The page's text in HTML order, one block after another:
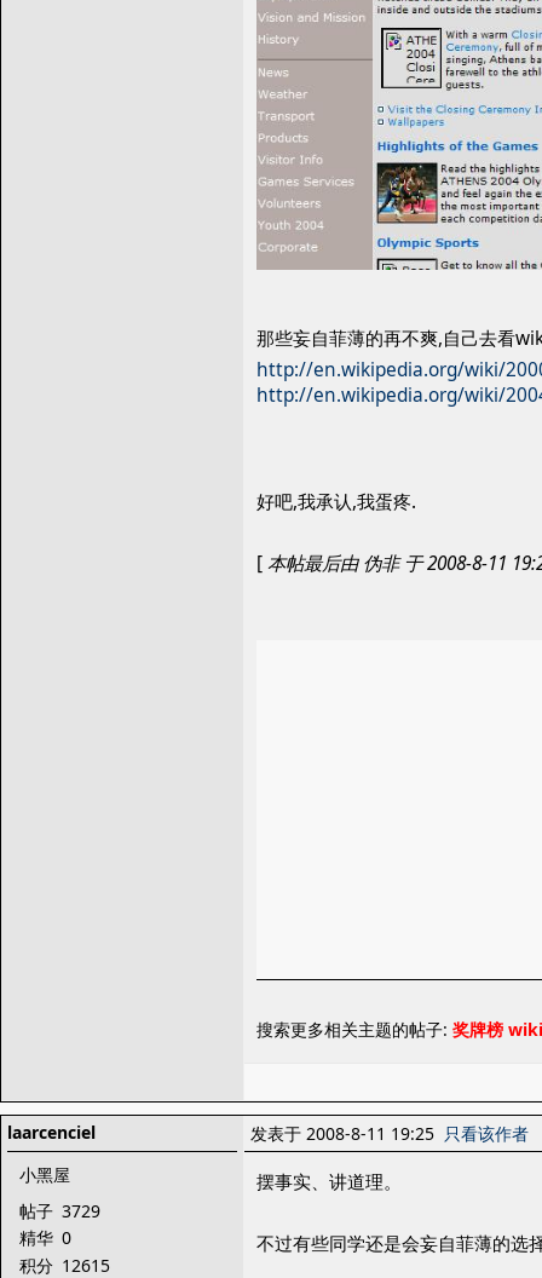
那些妄自菲薄的再不爽,自己去看
http://en.wikipedia.org/wiki/
http://en.wikipedia.org/wiki/
好吧,我承认,我蛋疼.
[本帖最后由 伪非 于 2008-8-11
搜索更多相关主题的帖子: 奖牌榜 wiki
laarcenciel
小黑屋
帖子 3729
精华 0
积分 12615
发表于 2008-8-11 19:25 只看该作者
摆事实、讲道理。
不过有些同学还是会妄自菲薄的选